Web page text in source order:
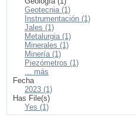
Geotecnia (1)
Instrumentación (1)
Jales (1)
Metalurgia (1)
Minerales (1)
Minería (1)
Piezómetros (1)
... más
Fecha
2023 (1)
Has File(s)
Yes (1)